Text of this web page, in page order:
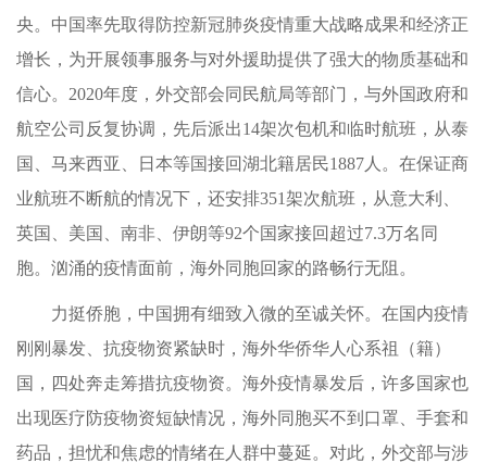
央。中国率先取得防控新冠肺炎疫情重大战略成果和经济正
增长，为开展领事服务与对外援助提供了强大的物质基础和
信心。2020年度，外交部会同民航局等部门，与外国政府和
航空公司反复协调，先后派出14架次包机和临时航班，从泰
国、马来西亚、日本等国接回湖北籍居民1887人。在保证商
业航班不断航的情况下，还安排351架次航班，从意大利、
英国、美国、南非、伊朗等92个国家接回超过7.3万名同
胞。汹涌的疫情面前，海外同胞回家的路畅行无阻。
力挺侨胞，中国拥有细致入微的至诚关怀。在国内疫情
刚刚暴发、抗疫物资紧缺时，海外华侨华人心系祖（籍）
国，四处奔走筹措抗疫物资。海外疫情暴发后，许多国家也
出现医疗防疫物资短缺情况，海外同胞买不到口罩、手套和
药品，担忧和焦虑的情绪在人群中蔓延。对此，外交部与涉